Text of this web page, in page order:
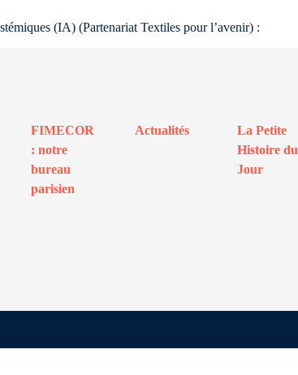
(IA) (Partenariat Textiles pour l’avenir) :
FIMECOR
: notre
bureau
parisien
Actualités
La Petite
Histoire du
Jour